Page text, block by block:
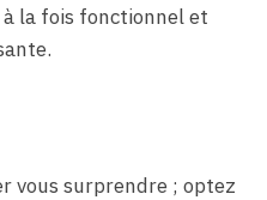
la fois fonctionnel et
vous surprendre ; optez